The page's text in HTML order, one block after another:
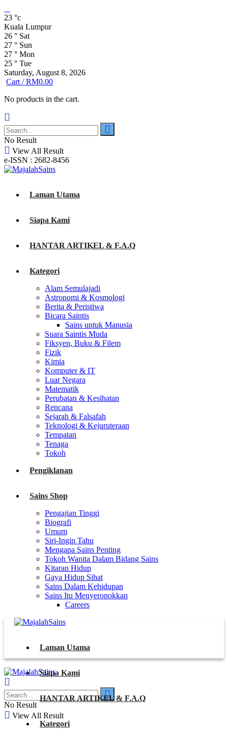
23 °c
Kuala Lumpur
26 ° Sat
27 ° Sun
27 ° Mon
25 ° Tue
Saturday, August 8, 2026
Cart /RM0.00
No products in the cart.
No Result
View All Result
e-ISSN : 2682-8456
Laman Utama
Siapa Kami
HANTAR ARTIKEL & F.A.Q
Kategori
Alam Semulajadi
Astronomi & Kosmologi
Berita & Peristiwa
Bicara Saintis
Sains untuk Manusia
Suara Saintis Muda
Fiksyen, Buku & Filem
Fizik
Kimia
Komputer & IT
Luar Negara
Matematik
Perubatan & Kesihatan
Rencana
Sejarah & Falsafah
Teknologi & Kejuruteraan
Tempatan
Tenaga
Tokoh
Pengiklanan
Sains Shop
Pengajian Tinggi
Biografi
Umum
Siri-Ingin Tahu
Mengapa Sains Penting
Tokoh Wanita Dalam Bidang Sains
Kitaran Hidup
Gaya Hidup Sihat
Sains Dalam Kehidupan
Sains Itu Menyeronokkan
Careers
Laman Utama
Siapa Kami
HANTAR ARTIKEL & F.A.Q
Kategori
No Result
View All Result